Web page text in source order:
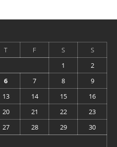
T F S
S
1
2
6 7 8
9
13 14 15
16
20 21 22
23
27 28 29
30